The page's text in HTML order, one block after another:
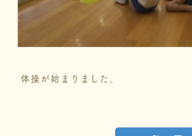
体操が始まりました。